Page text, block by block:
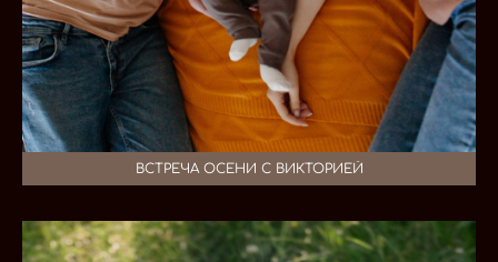
ВСТРЕЧА ОСЕНИ С ВИКТОРИЕЙ